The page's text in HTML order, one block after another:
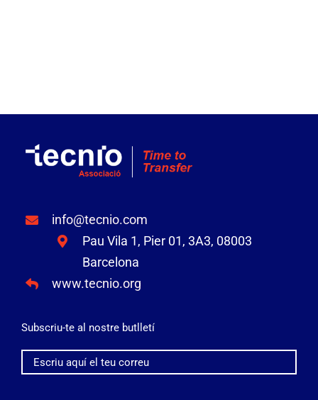
info@tecnio.com
Pau Vila 1, Pier 01, 3A3, 08003
Barcelona
www.tecnio.org
Subscriu-te al nostre butlletí